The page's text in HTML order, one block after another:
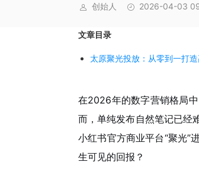
创始人 2026-04-03
文章目录
太原聚光投放：从零到一打
在2026年的数字营销格局
而，单纯发布自然笔记已经
小红书官方商业平台“聚光”
生可见的回报？